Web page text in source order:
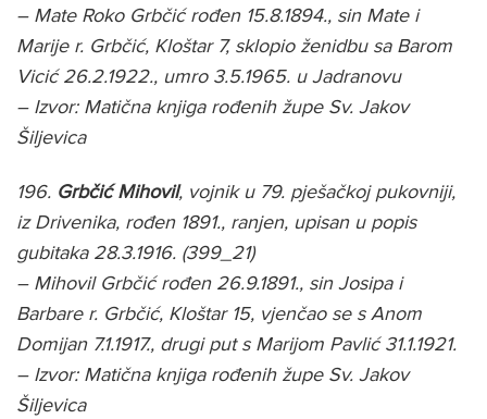
– Mate Roko Grbčić rođen 15.8.1894., sin Mate i
Marije r. Grbčić, Kloštar 7, sklopio ženidbu sa Barom
Vicić 26.2.1922., umro 3.5.1965. u Jadranovu
– Izvor: Matična knjiga rođenih župe Sv. Jakov
Šiljevica
196. Grbčić Mihovil, vojnik u 79. pješačkoj pukovniji,
iz Drivenika, rođen 1891., ranjen, upisan u popis
gubitaka 28.3.1916. (399_21)
– Mihovil Grbčić rođen 26.9.1891., sin Josipa i
Barbare r. Grbčić, Kloštar 15, vjenčao se s Anom
Domijan 7.1.1917., drugi put s Marijom Pavlić 31.1.1921.
– Izvor: Matična knjiga rođenih župe Sv. Jakov
Šiljevica